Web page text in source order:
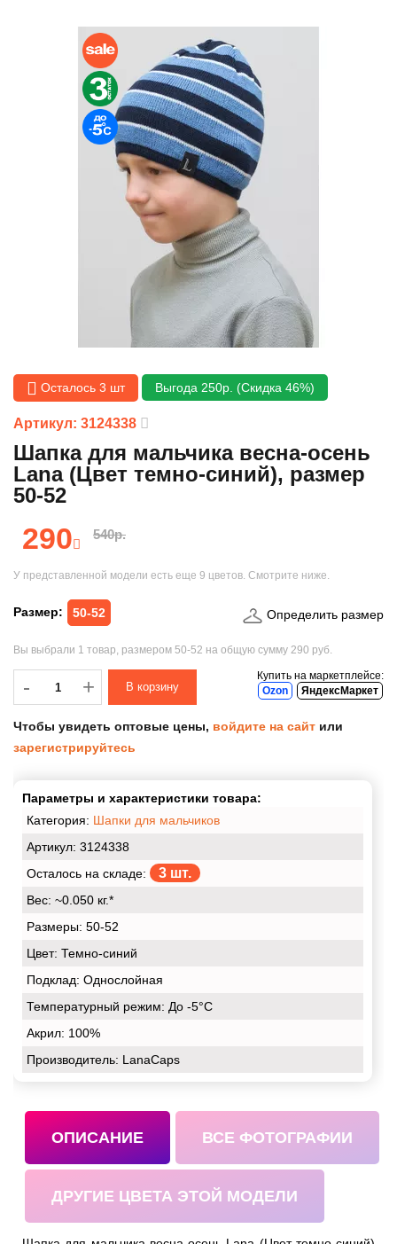
Осталось 3 шт Выгода 250р. (Скидка 46%)
Артикул: 3124338
Шапка для мальчика весна-осень
Lana (Цвет темно-синий), размер
50-52
290 540р.
У представленной модели есть еще 9 цветов. Смотрите ниже.
Размер: 50-52 Определить размер
Вы выбрали 1 товар, размером 50-52 на общую сумму 290 руб.
-
- +
Купить на маркетплейсе:
Ozon
ЯндексМаркет
Чтобы увидеть оптовые цены, войдите на сайт или
зарегистрируйтесь
Параметры и характеристики товара:
Категория: Шапки для мальчиков
Артикул: 3124338
Осталось на складе:
3 шт.
Вес: ~0.050 кг.*
Размеры: 50-52
Цвет: Темно-синий
Подклад: Однослойная
Температурный режим: До -5°С
Акрил: 100%
Производитель: LanaCaps
ОПИСАНИЕ ВСЕ ФОТОГРАФИИ
ДРУГИЕ ЦВЕТА ЭТОЙ МОДЕЛИ